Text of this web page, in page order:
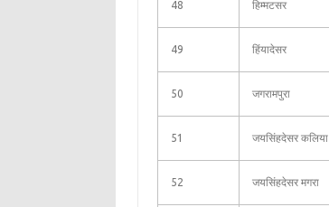
48 हिम्मटसर
49 हिंयादेसर
50 जगरामपुरा
51 जयसिंहदेसर कलिया
52 जयसिंहदेसर मगरा